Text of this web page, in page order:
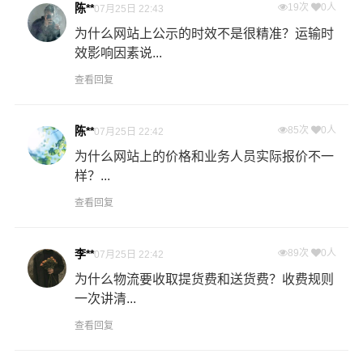
陈**07月25日 22:43 19次 0人
为什么网站上公示的时效不是很精准？运输时
效影响因素说...
查看回复
陈**07月25日 22:42 85次 0人
为什么网站上的价格和业务人员实际报价不一
样？...
查看回复
李**07月25日 22:42 89次 0人
为什么物流要收取提货费和送货费？收费规则
一次讲清...
查看回复